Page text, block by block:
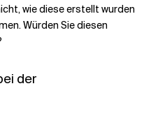
wie diese erstellt wurden
Würden Sie diesen
der